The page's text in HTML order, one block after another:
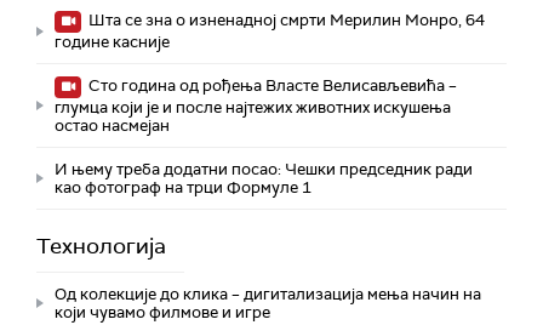
Шта се зна о изненадној смрти Мерилин Монро, 64
године касније
Сто година од рођења Власте Велисављевића –
глумца који је и после најтежих животних искушења
остао насмејан
И њему треба додатни посао: Чешки председник ради
као фотограф на трци Формуле 1
Технологијa
Од колекције до клика – дигитализација мења начин на
који чувамо филмове и игре